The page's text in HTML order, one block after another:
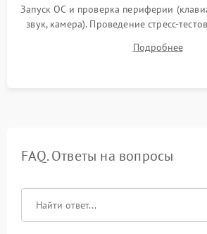
Запуск ОС и проверка периферии
звук, камера). Проведение стресс-
для контроля температурного
системы под пиковой
Подробнее
FAQ. Ответы на вопросы